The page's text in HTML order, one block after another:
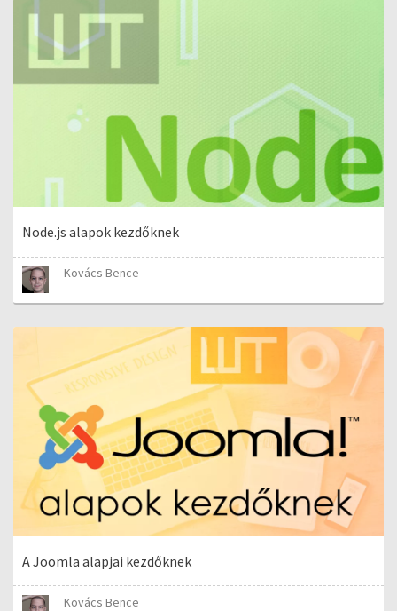
Node.js alapok kezdőknek
Kovács Bence
A Joomla alapjai kezdőknek
Kovács Bence